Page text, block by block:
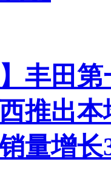
】丰田
推出
量增长